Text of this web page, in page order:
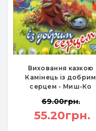
Виховання казкою
Камінець із добрим
серцем - Миш-Ко
69.00грн.
55.20грн.